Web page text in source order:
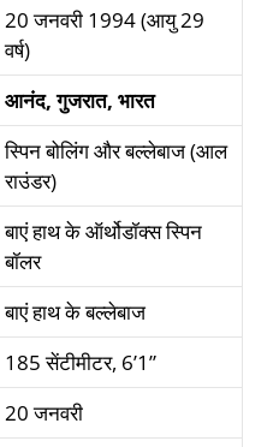
20 जनवरी 1994 (आयु 29
वर्ष)
आनंद,गुजरात, भारत
स्पिन बोलिंग और बल्लेबाज (आल
राउंडर)
बाएं हाथ के ऑर्थोडॉक्स स्पिन
बॉलर
बाएं हाथ के बल्लेबाज
185 सेंटीमीटर, 6’1”
20 जनवरी